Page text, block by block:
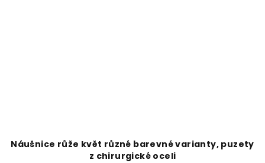
Náušnice růže květ různé barevné varianty, puzety
z chirurgické oceli